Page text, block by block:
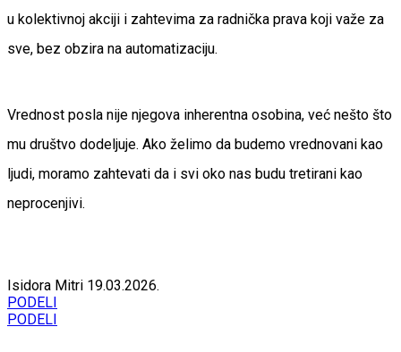
u kolektivnoj akciji i zahtevima za radnička prava koji važe za
sve, bez obzira na automatizaciju.
Vrednost posla nije njegova inherentna osobina, već nešto što
mu društvo dodeljuje. Ako želimo da budemo vrednovani kao
ljudi, moramo zahtevati da i svi oko nas budu tretirani kao
neprocenjivi.
Isidora Mitri 19.03.2026.
PODELI
PODELI